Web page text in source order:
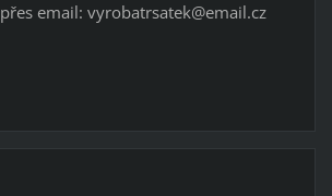
přes email: vyrobatrsatek@email.cz